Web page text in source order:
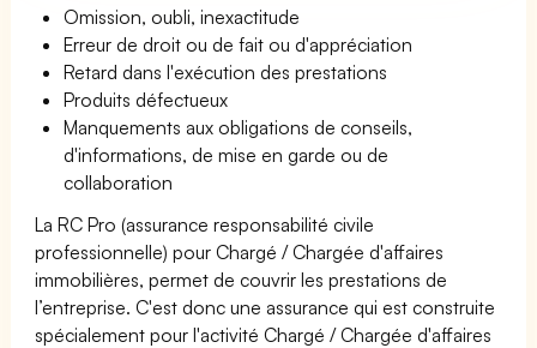
Omission, oubli, inexactitude
Erreur de droit ou de fait ou d'appréciation
Retard dans l'exécution des prestations
Produits défectueux
Manquements aux obligations de conseils,
d'informations, de mise en garde ou de
collaboration
La RC Pro (assurance responsabilité civile
professionnelle) pour Chargé / Chargée d'affaires
immobilières, permet de couvrir les prestations de
l’entreprise. C'est donc une assurance qui est construite
spécialement pour l'activité Chargé / Chargée d'affaires